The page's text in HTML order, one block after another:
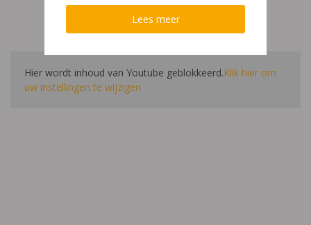
Hier wordt inhoud van Youtube geblokkeerd.Klik hier om
uw instellingen te wijzigen
Lees meer